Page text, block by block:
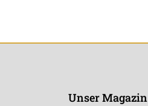
Unser Magazin